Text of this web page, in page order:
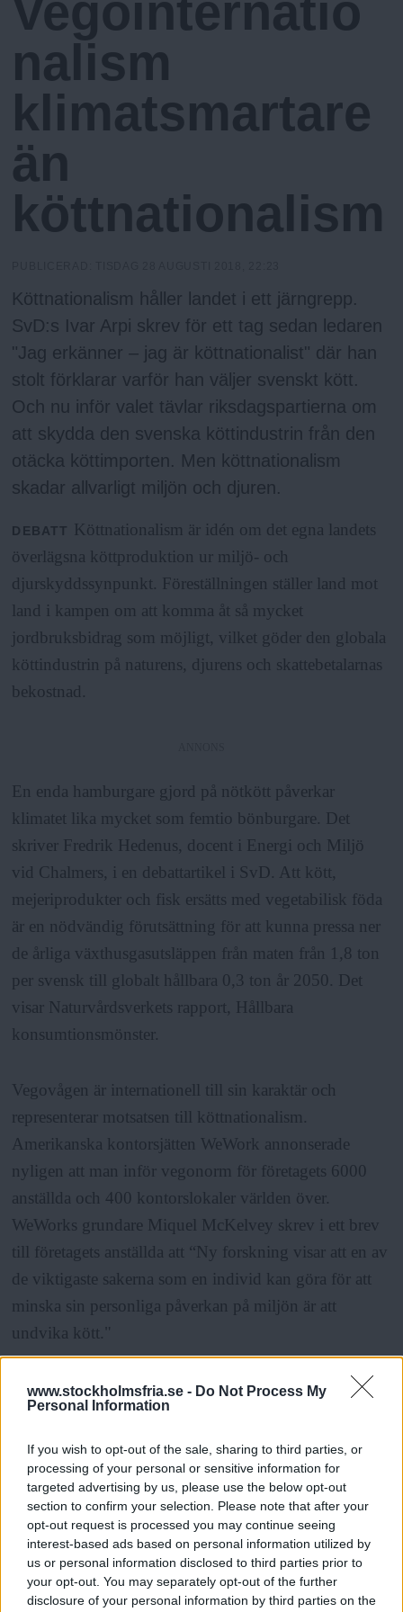
www.stockholmsfria.se - Do Not Process My
Personal Information
If you wish to opt-out of the sale, sharing to third parties, or
processing of your personal or sensitive information for
targeted advertising by us, please use the below opt-out
section to confirm your selection. Please note that after your
opt-out request is processed you may continue seeing
interest-based ads based on personal information utilized by
us or personal information disclosed to third parties prior to
your opt-out. You may separately opt-out of the further
disclosure of your personal information by third parties on the
h
o
m
s
r
i
a
n
y
Vegointernatio
nalism
klimatsmartare
än
köttnationalism
Köttnationalism håller landet i ett järngrepp.
SvD:s Ivar Arpi skrev för ett tag sedan ledaren
"Jag erkänner – jag är köttnationalist" där han
stolt förklarar varför han väljer svenskt kött.
Och nu inför valet tävlar riksdagspartierna om
att skydda den svenska köttindustrin från den
otäcka köttimporten. Men köttnationalism
skadar allvarligt miljön och djuren.
DEBATT
Köttnationalism är idén om det egna landets
överlägsna köttproduktion ur miljö- och
djurskyddssynpunkt. Föreställningen ställer land mot
land i kampen om att komma åt så mycket
jordbruksbidrag som möjligt, vilket göder den globala
köttindustrin på naturens, djurens och skattebetalarnas
bekostnad.
En enda hamburgare gjord på nötkött påverkar
klimatet lika mycket som femtio bönburgare. Det
skriver Fredrik Hedenus, docent i Energi och Miljö
vid Chalmers, i en debattartikel i SvD. Att kött,
mejeriprodukter och fisk ersätts med vegetabilisk föda
är en nödvändig förutsättning för att kunna pressa ner
de årliga växthusgasutsläppen från maten från 1,8 ton
per svensk till globalt hållbara 0,3 ton år 2050. Det
visar Naturvårdsverkets rapport, Hållbara
konsumtionsmönster.
Vegovågen är internationell till sin karaktär och
representerar motsatsen till köttnationalism.
Amerikanska kontorsjätten WeWork annonserade
nyligen att man inför vegonorm för företagets 6000
anställda och 400 kontorslokaler världen över.
WeWorks grundare Miquel McKelvey skrev i ett brev
till företagets anställda att “Ny forskning visar att en av
de viktigaste sakerna som en individ kan göra för att
minska sin personliga påverkan på miljön är att
undvika kött."
Vegointernationalism är framtiden. Var femte ung tjej
är vegan eller vegetarian i dag enligt en undersökning
från Världsnaturfonden WWF. De flesta är det på
grund av oro för de globala klimatförändringarna.
Rätt sorts handel är klimatsmart, i synnerhet vegetarisk
handel. Ät med gott samvete din bönbiff gjord på
råvaror odlade i Frankrike! Framtidens stora miljöstrid
inom livsmedelspolitiken står mellan köttnationalism